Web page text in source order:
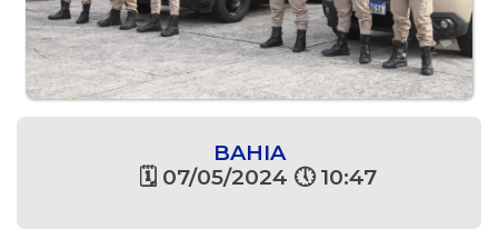
BAHIA
🗓 07/05/2024 🕔 10:47